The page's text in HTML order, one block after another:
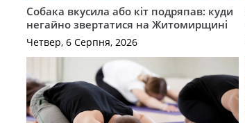
Собака вкусила або кіт подряпав: куди
негайно звертатися на Житомирщині
Четвер, 6 Серпня, 2026